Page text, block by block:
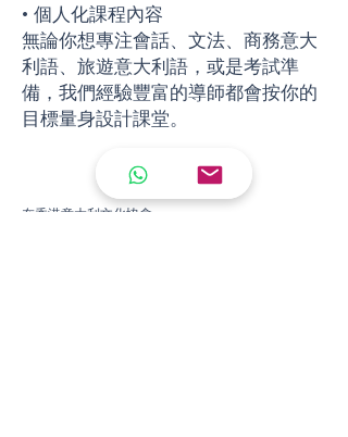
• 個人化課程內容
無論你想專注會話、文法、商務意大
利語、旅遊意大利語，或是考試準
備，我們經驗豐富的導師都會按你的
目標量身設計課堂。
在香港意大利文化協會